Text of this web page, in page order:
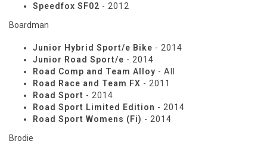
Speedfox SF02 - 2012
Boardman
Junior Hybrid Sport/e Bike - 2014
Junior Road Sport/e - 2014
Road Comp and Team Alloy - All
Road Race and Team FX - 2011
Road Sport - 2014
Road Sport Limited Edition - 2014
Road Sport Womens (Fi) - 2014
Brodie